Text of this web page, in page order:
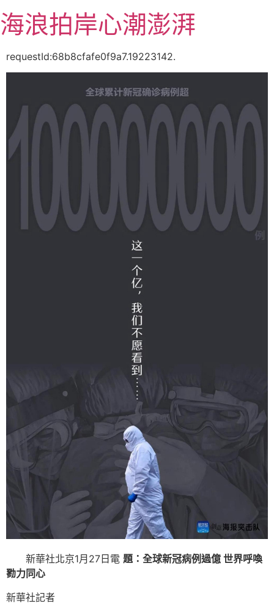
至
主海浪拍岸心潮澎湃
requestId:68b8cfafe0f9a7.19223142.
新華社北京1月27日電 題：全球新冠病例過億 世界呼喚
勠力同心
新華社記者